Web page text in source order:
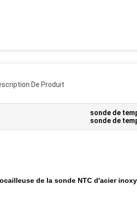
De Produit
sonde de
sonde de
de la sonde NTC d'acier